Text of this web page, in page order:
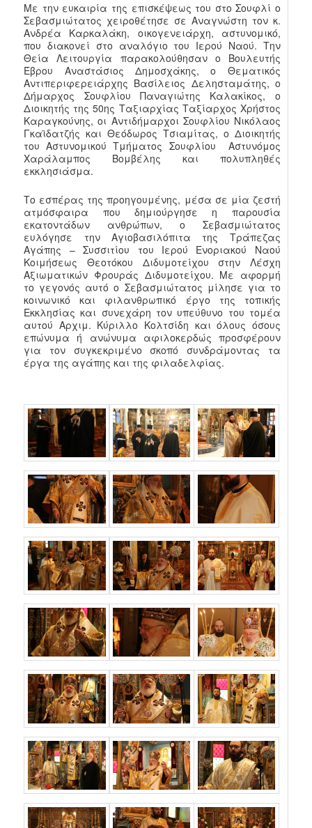
Με την ευκαιρία της επισκέψεως του στο Σουφλί ο
Σεβασμιώτατος χειροθέτησε σε Αναγνώστη τον κ.
Ανδρέα Καρκαλάκη, οικογενειάρχη, αστυνομικό,
που διακονεί στο αναλόγιο του Ιερού Ναού. Την
Θεία Λειτουργία παρακολούθησαν ο Βουλευτής
Έβρου Αναστάσιος Δημοσχάκης, ο Θεματικός
Αντιπεριφερειάρχης Βασίλειος Δελησταμάτης, ο
Δήμαρχος Σουφλίου Παναγιώτης Καλακίκος, ο
Διοικητής της 50ης Ταξιαρχίας Ταξίαρχος Χρήστος
Καραγκούνης, οι Αντιδήμαρχοι Σουφλίου Νικόλαος
Γκαϊδατζής και Θεόδωρος Τσιαμίτας, ο Διοικητής
του Αστυνομικού Τμήματος Σουφλίου Αστυνόμος
Χαράλαμπος Βομβέλης και πολυπληθές
εκκλησιάσμα.
Το εσπέρας της προηγουμένης, μέσα σε μία ζεστή
ατμόσφαιρα που δημιούργησε η παρουσία
εκατοντάδων ανθρώπων, ο Σεβασμιώτατος
ευλόγησε την Αγιοβασιλόπιτα της Τράπεζας
Αγάπης – Συσσιτίου του Ιερού Ενοριακού Ναού
Κοιμήσεως Θεοτόκου Διδυμοτείχου στην Λέσχη
Αξιωματικών Φρουράς Διδυμοτείχου. Με αφορμή
το γεγονός αυτό ο Σεβασμιώτατος μίλησε για το
κοινωνικό και φιλανθρωπικό έργο της τοπικής
Εκκλησίας και συνεχάρη τον υπεύθυνο του τομέα
αυτού Αρχιμ. Κύριλλο Κολτσίδη και όλους όσους
επώνυμα ή ανώνυμα αφιλοκερδώς προσφέρουν
για τον συγκεκριμένο σκοπό συνδράμοντας τα
έργα της αγάπης και της φιλαδελφίας.